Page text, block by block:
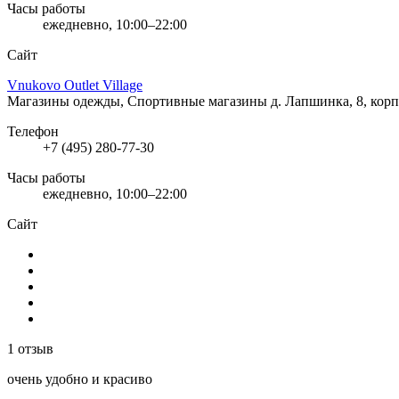
Часы работы
ежедневно, 10:00–22:00
Сайт
Vnukovo Outlet Village
Магазины одежды, Спортивные магазины д. Лапшинка, 8,
Телефон
+7 (495) 280-77-30
Часы работы
ежедневно, 10:00–22:00
Сайт
1 отзыв
очень удобно и красиво